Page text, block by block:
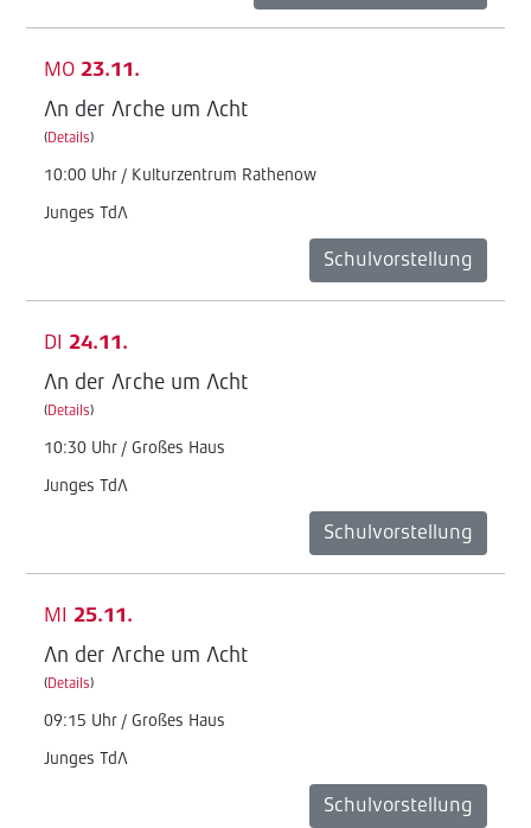
MO 23.11.
An der Arche um Acht
(Details)
10:00 Uhr / Kulturzentrum Rathenow
Junges TdA
Schulvorstellung
DI 24.11.
An der Arche um Acht
(Details)
10:30 Uhr / Großes Haus
Junges TdA
Schulvorstellung
MI 25.11.
An der Arche um Acht
(Details)
09:15 Uhr / Großes Haus
Junges TdA
Schulvorstellung